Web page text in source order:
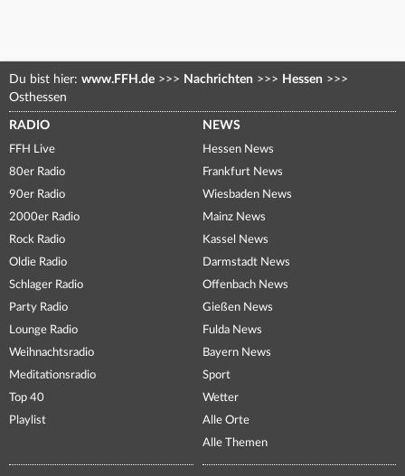
Du bist hier: www.FFH.de >>> Nachrichten >>> Hessen >>>
Osthessen
RADIO
FFH Live
80er Radio
90er Radio
2000er Radio
Rock Radio
Oldie Radio
Schlager Radio
Party Radio
Lounge Radio
Weihnachtsradio
Meditationsradio
Top 40
Playlist
NEWS
Hessen News
Frankfurt News
Wiesbaden News
Mainz News
Kassel News
Darmstadt News
Offenbach News
Gießen News
Fulda News
Bayern News
Sport
Wetter
Alle Orte
Alle Themen